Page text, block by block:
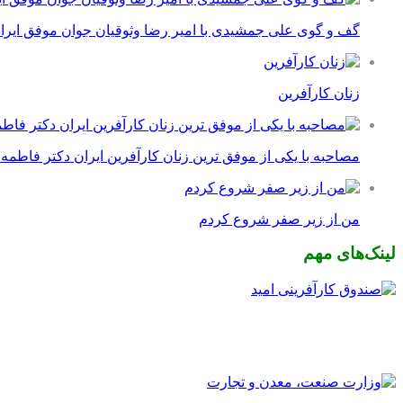
گف و گوی علی جمشیدی با امیر رضا وثوقیان جوان موفق
زنان کارآفرین
مصاحبه با یکی از موفق ترین زنان کارآفرین ایران دکتر
من از زیر صفر شروع کردم
لینک‌های مهم